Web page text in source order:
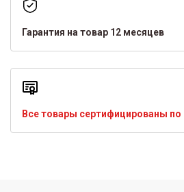
Гарантия на товар 12 месяцев
Все товары сертифицированы по